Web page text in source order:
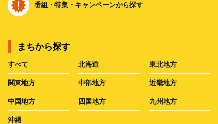
番組・特集・キャンペーンから探す
まちから探す
すべて 北海道 東北地方
関東地方 中部地方 近畿地方
中国地方 四国地方 九州地方
沖縄